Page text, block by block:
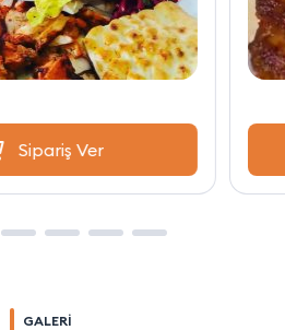
Sipariş Ver
GALERİ